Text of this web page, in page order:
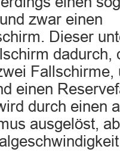
zwar einen
Dieser
dadurch,
Fallschirme,
einen
durch einen
ausgelöst,